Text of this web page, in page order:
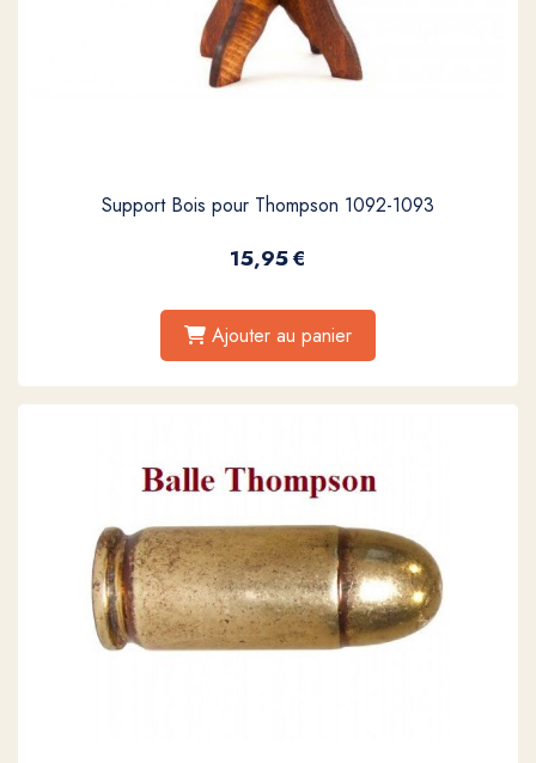
Support Bois pour Thompson 1092-1093
15,95€
Ajouter au panier